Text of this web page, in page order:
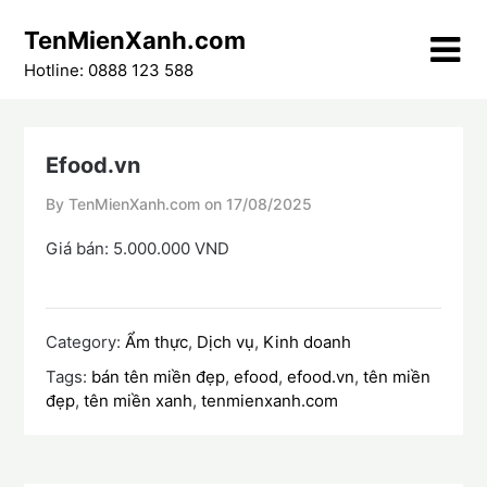
content
TenMienXanh.com
Hotline: 0888 123 588
Efood.vn
By TenMienXanh.com on 17/08/2025
Giá bán: 5.000.000 VND
Category: Ẩm thực, Dịch vụ, Kinh doanh
Tags: bán tên miền đẹp,efood,efood.vn,tên miền
đẹp,tên miền xanh,tenmienxanh.com